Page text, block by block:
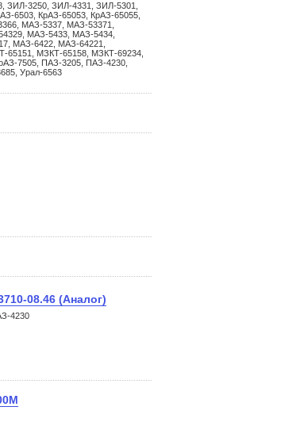
ЗИЛ-3250, ЗИЛ-4331, ЗИЛ-5301,
6503, КрАЗ-65053, КрАЗ-65055,
МАЗ-5337, МАЗ-53371,
МАЗ-5433, МАЗ-5434,
МАЗ-6422, МАЗ-64221,
МЗКТ-65158, МЗКТ-69234,
7505, ПАЗ-3205, ПАЗ-4230,
Урал-6563
08.46 (Аналог)
4230